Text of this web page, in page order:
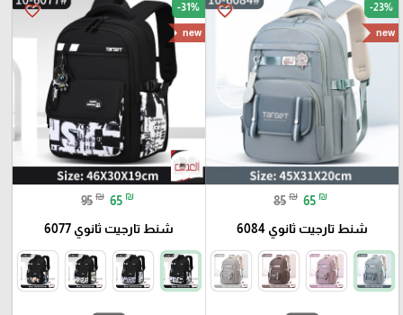
favorite_border -23%
new
85 ₪ 65 ₪
شنط تارجيت ثانوي 6084
favorite_border -31%
new
95 ₪ 65 ₪
شنط تارجيت ثانوي 6077